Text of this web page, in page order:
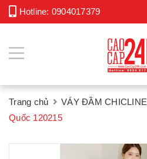
Hotline: 0904017379
Trang chủ VÁY ĐẦM CHICLINE
Quốc 120215